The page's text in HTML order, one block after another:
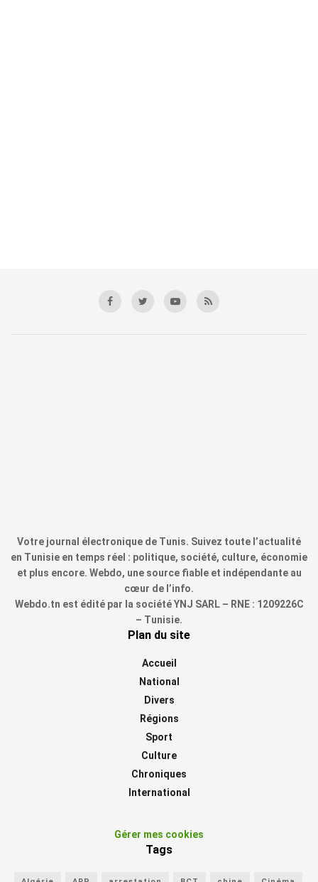
Votre journal électronique de Tunis. Suivez toute l’actualité
en Tunisie en temps réel : politique, société, culture, économie
et plus encore. Webdo, une source fiable et indépendante au
cœur de l’info.
Webdo.tn est édité par la société YNJ SARL – RNE : 1209226C
– Tunisie.
Plan du site
Accueil
National
Divers
Régions
Sport
Culture
Chroniques
International
Gérer mes cookies
Tags